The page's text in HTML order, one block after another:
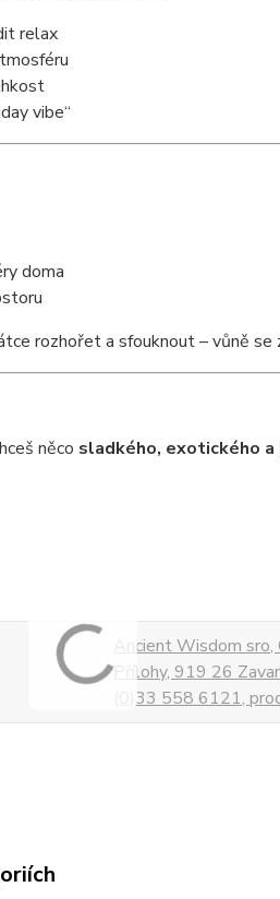
relax
vibe“
doma
rozhořet a sfouknout – vůně
něco sladkého, exotického a
Ancient Wisdom
Přílohy, 919 26
(0)33 558 6121,